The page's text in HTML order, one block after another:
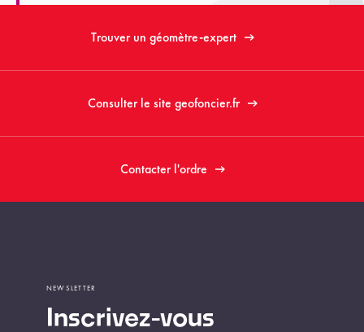
Trouver un géomètre-expert
Consulter le site geofoncier.fr
Contacter l'ordre
Inscrivez-vous
NEWSLETTER